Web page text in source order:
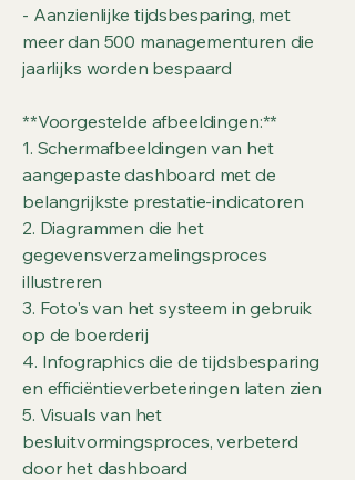
- Aanzienlijke tijdsbesparing, met
meer dan 500 managementuren die
jaarlijks worden bespaard
**Voorgestelde afbeeldingen:**
1. Schermafbeeldingen van het
aangepaste dashboard met de
belangrijkste prestatie-indicatoren
2. Diagrammen die het
gegevensverzamelingsproces
illustreren
3. Foto's van het systeem in gebruik
op de boerderij
4. Infographics die de tijdsbesparing
en efficiëntieverbeteringen laten zien
5. Visuals van het
besluitvormingsproces, verbeterd
door het dashboard